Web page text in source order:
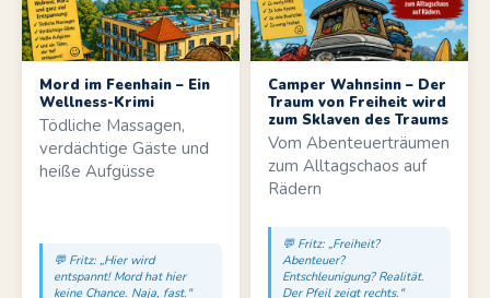
Mord im Feenhain – Ein
Wellness-Krimi
Tödliche Massagen,
verdächtige Gäste und
heiße Aufgüsse
💬 Fritz: „Hier wird
entspannt! Mord hat hier
keine Chance. Naja, fast."
Camper Wahnsinn – Der
Traum von Freiheit wird
zum Sklaven des Traums
Vom Abenteuerträumen
zum Alltagschaos auf
Rädern
💬 Fritz: „Freiheit?
Abenteuer?
Entschleunigung? Realität.
Der Pfeil zeigt rechts."